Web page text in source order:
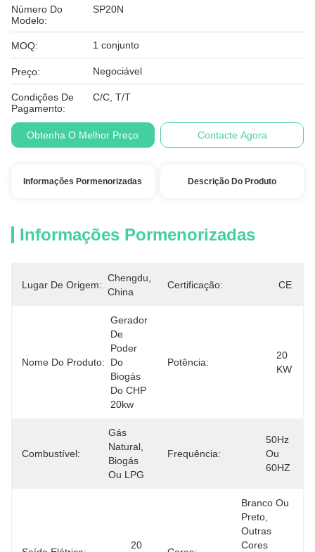
Número Do
Modelo:
SP20N
MOQ: 1 conjunto
Preço: Negociável
Condições De
Pagamento:
C/C, T/T
Obtenha O Melhor Preço Contacte Agora
Informações Pormenorizadas Descrição Do Produto
Informações Pormenorizadas
Lugar De Origem:
Chengdu,
China
Certificação: CE
Nome Do Produto:
Gerador
De
Poder
Do
Biogás
Do CHP
20kw
Potência:
20
KW
Combustível:
Gás
Natural,
Biogás
Ou LPG
Frequência:
50Hz
Ou
60HZ
20
Branco Ou
Preto,
Outras
Cores